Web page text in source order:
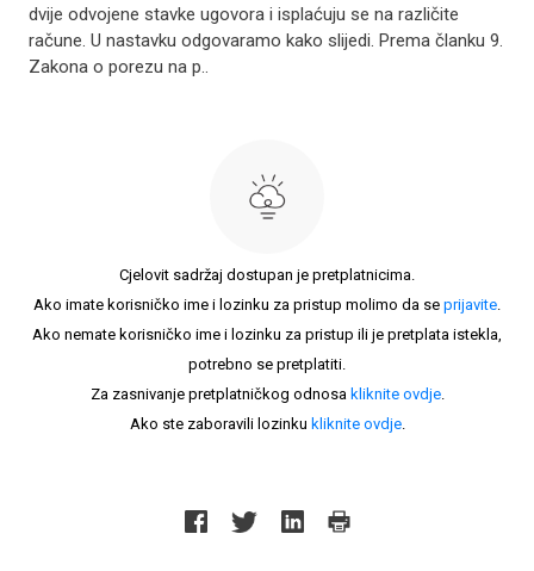
dvije odvojene stavke ugovora i isplaćuju se na različite
račune. U nastavku odgovaramo kako slijedi. Prema članku 9.
Zakona o porezu na p..
Cjelovit sadržaj dostupan je pretplatnicima.
Ako imate korisničko ime i lozinku za pristup molimo da se prijavite.
Ako nemate korisničko ime i lozinku za pristup ili je pretplata istekla,
potrebno se pretplatiti.
Za zasnivanje pretplatničkog odnosa kliknite ovdje.
Ako ste zaboravili lozinku kliknite ovdje.